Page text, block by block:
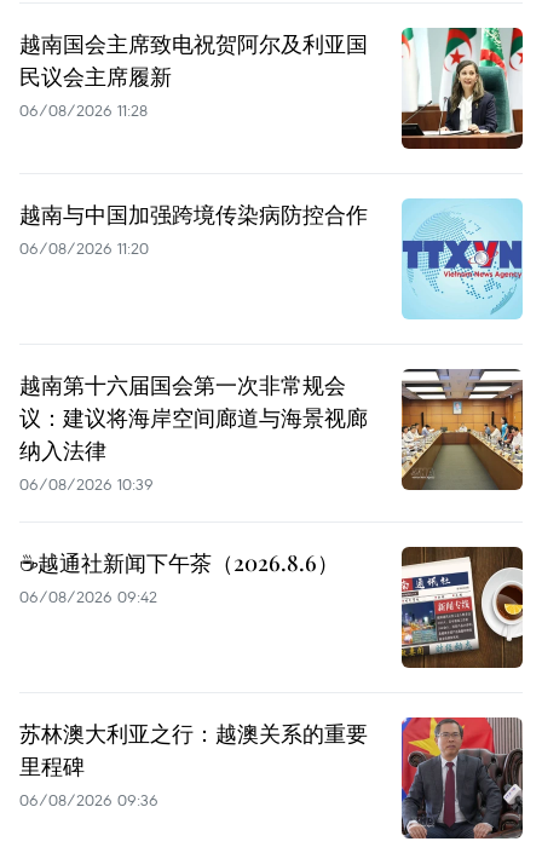
越南国会主席致电祝贺阿尔及利亚国
民议会主席履新
06/08/2026 11:28
越南与中国加强跨境传染病防控合作
06/08/2026 11:20
越南第十六届国会第一次非常规会
议：建议将海岸空间廊道与海景视廊
纳入法律
06/08/2026 10:39
☕️越通社新闻下午茶（2026.8.6）
06/08/2026 09:42
苏林澳大利亚之行：越澳关系的重要
里程碑
06/08/2026 09:36